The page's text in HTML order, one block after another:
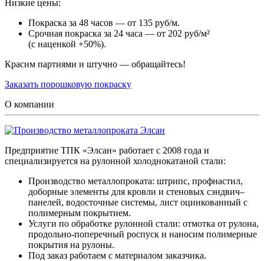
Низкие цены:
Покраска за 48 часов — от 135 руб/м.
Срочная покраска за 24 часа — от 202 руб/м²
(с наценкой +50%).
Красим партиями и штучно — обращайтесь!
Заказать порошковую покраску
О компании
Предприятие ТПК «Элсан» работает с 2008 года и
специализируется на рулонной холоднокатаной стали:
Производство металлопроката: штрипс, профнастил,
доборные элементы для кровли и стеновых сэндвич–
панелей, водосточные системы, лист оцинкованный с
полимерным покрытием.
Услуги по обработке рулонной стали: отмотка от рулона,
продольно-поперечный роспуск и наносим полимерные
покрытия на рулоны.
Под заказ работаем с материалом заказчика.